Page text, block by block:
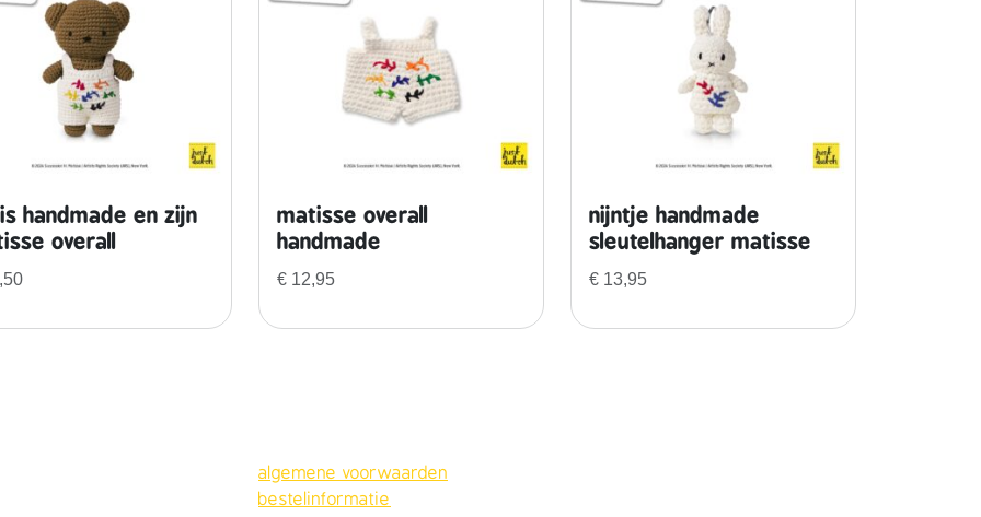
handmade en zijn
overall
matisse overall
handmade
€12,95
nijntje handmade
sleutelhanger matisse
€13,95
algemene voorwaarden
bestelinformatie